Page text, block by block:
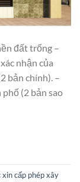
đất trống –
nhận của
bản chính). –
(2 bản sao
xin cấp phép xây